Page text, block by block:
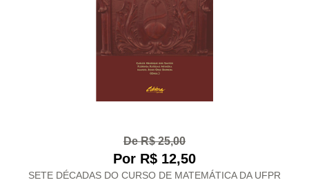
De R$ 25,00
Por R$ 12,50
SETE DÉCADAS DO CURSO DE MATEMÁTICA DA UFPR